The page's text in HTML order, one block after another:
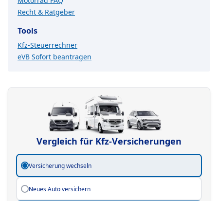
Recht & Ratgeber
Tools
Kfz-Steuerrechner
eVB Sofort beantragen
Vergleich für Kfz-Versicherungen
Art des Vergleichs
Versicherung wechseln
Neues Auto versichern